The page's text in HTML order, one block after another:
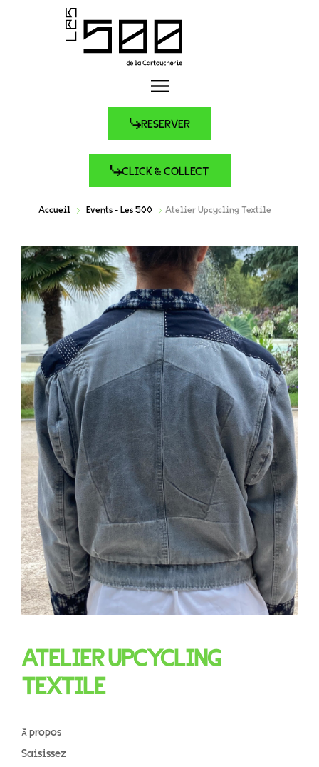
RESERVER
CLICK & COLLECT
Accueil Events - Les 500 Atelier Upcycling Textile
ATELIER UPCYCLING
TEXTILE
À propos
Saisissez